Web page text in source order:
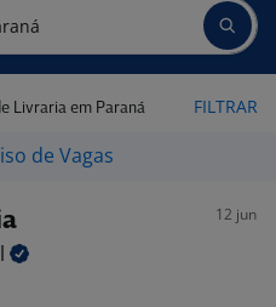
Livraria em Paraná FILTRAR
de Vagas
12 jun